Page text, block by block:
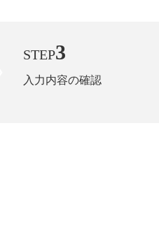
STEP3
入力内容の確認